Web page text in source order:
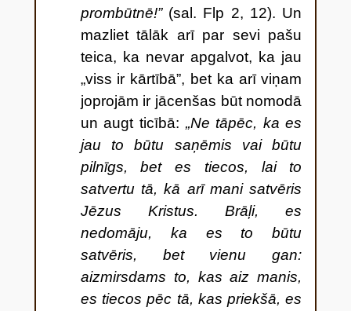
prombūtnē!” (sal. Flp 2, 12). Un
mazliet tālāk arī par sevi pašu
teica, ka nevar apgalvot, ka jau
„viss ir kārtībā”, bet ka arī viņam
joprojām ir jācenšas būt nomodā
un augt ticībā: „Ne tāpēc, ka es
jau to būtu saņēmis vai būtu
pilnīgs, bet es tiecos, lai to
satvertu tā, kā arī mani satvēris
Jēzus Kristus.Brāļi, es
nedomāju, ka es to būtu
satvēris, bet vienu gan:
aizmirsdams to, kas aiz manis,
es tiecos pēc tā, kas priekšā, es